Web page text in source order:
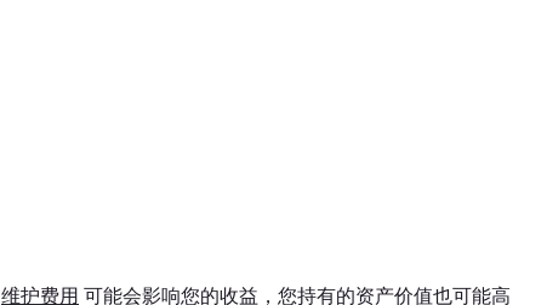
维护费用 可能会影响您的收益，您持有的资产价值也可能高